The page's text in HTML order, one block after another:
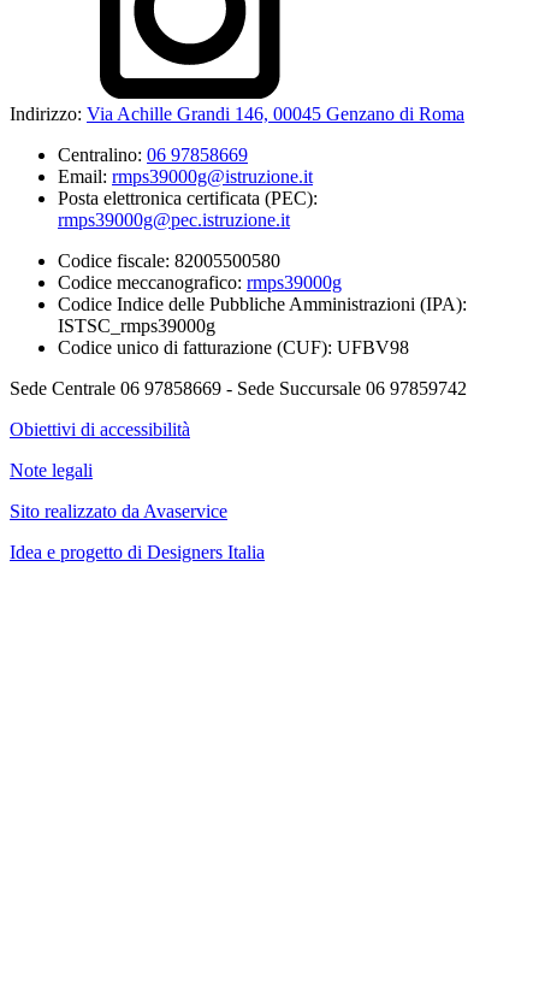
Indirizzo: Via Achille Grandi 146, 00045 Genzano di Roma
Centralino: 06 97858669
Email: rmps39000g@istruzione.it
Posta elettronica certificata (PEC):
rmps39000g@pec.istruzione.it
Codice fiscale: 82005500580
Codice meccanografico: rmps39000g
Codice Indice delle Pubbliche Amministrazioni (IPA):
ISTSC_rmps39000g
Codice unico di fatturazione (CUF): UFBV98
Sede Centrale 06 97858669 - Sede Succursale 06 97859742
Obiettivi di accessibilità
Note legali
Sito realizzato da Avaservice
Idea e progetto di Designers Italia